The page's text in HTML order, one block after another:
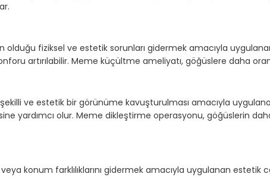
fiziksel ve estetik sorunları gidermek amacıyla
artırılabilir. Meme küçültme ameliyatı, göğüslere daha
ve estetik bir görünüme kavuşturulması amacıyla
yardımcı olur. Meme dikleştirme operasyonu, göğüslerin
konum farklılıklarını gidermek amacıyla uygulanan